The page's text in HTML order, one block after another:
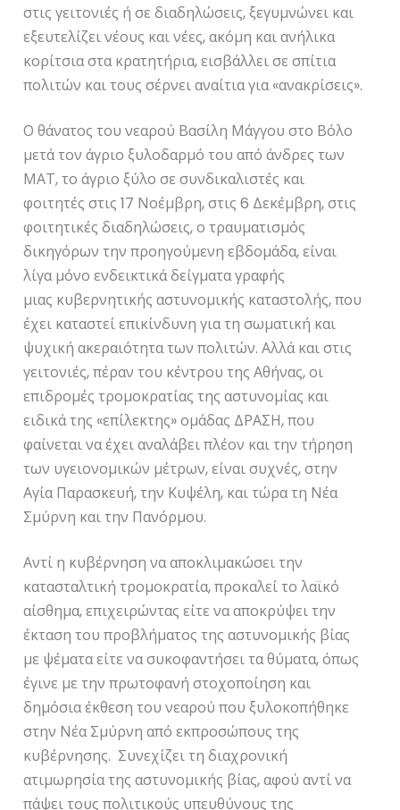
στις γειτονιές ή σε διαδηλώσεις, ξεγυμνώνει και
εξευτελίζει νέους και νέες, ακόμη και ανήλικα
κορίτσια στα κρατητήρια, εισβάλλει σε σπίτια
πολιτών και τους σέρνει αναίτια για «ανακρίσεις».
Ο θάνατος του νεαρού Βασίλη Μάγγου στο Βόλο
μετά τον άγριο ξυλοδαρμό του από άνδρες των
ΜΑΤ, το άγριο ξύλο σε συνδικαλιστές και
φοιτητές στις 17 Νοέμβρη, στις 6 Δεκέμβρη, στις
φοιτητικές διαδηλώσεις, ο τραυματισμός
δικηγόρων την προηγούμενη εβδομάδα, είναι
λίγα μόνο ενδεικτικά δείγματα γραφής
μιας κυβερνητικής αστυνομικής καταστολής, που
έχει καταστεί επικίνδυνη για τη σωματική και
ψυχική ακεραιότητα των πολιτών. Αλλά και στις
γειτονιές, πέραν του κέντρου της Αθήνας, οι
επιδρομές τρομοκρατίας της αστυνομίας και
ειδικά της «επίλεκτης» ομάδας ΔΡΑΣΗ, που
φαίνεται να έχει αναλάβει πλέον και την τήρηση
των υγειονομικών μέτρων, είναι συχνές, στην
Αγία Παρασκευή, την Κυψέλη, και τώρα τη Νέα
Σμύρνη και την Πανόρμου.
Αντί η κυβέρνηση να αποκλιμακώσει την
κατασταλτική τρομοκρατία, προκαλεί το λαϊκό
αίσθημα, επιχειρώντας είτε να αποκρύψει την
έκταση του προβλήματος της αστυνομικής βίας
με ψέματα είτε να συκοφαντήσει τα θύματα, όπως
έγινε με την πρωτοφανή στοχοποίηση και
δημόσια έκθεση του νεαρού που ξυλοκοπήθηκε
στην Νέα Σμύρνη από εκπροσώπους της
κυβέρνησης. Συνεχίζει τη διαχρονική
ατιμωρησία της αστυνομικής βίας, αφού αντί να
πάψει τους πολιτικούς υπευθύνους της